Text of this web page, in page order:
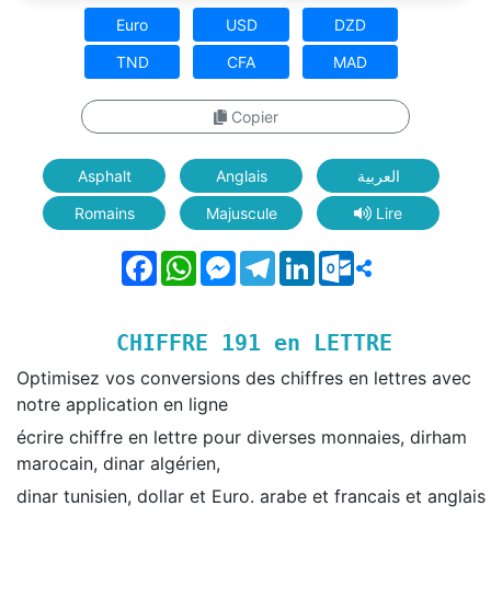
Euro USD
DZD
TND
CFA MAD
Copier
Asphalt Anglais
العربية
Romains
Majuscule Lire
FacebookWhatsAppMessenger
Telegram
LinkedInOutlook.com
CHIFFRE 191 en LETTRE
Optimisez vos conversions des chiffres en lettres avec
notre application en ligne
écrire chiffre en lettre pour diverses monnaies, dirham
marocain, dinar algérien,
dinar tunisien, dollar et Euro. arabe et francais et anglais